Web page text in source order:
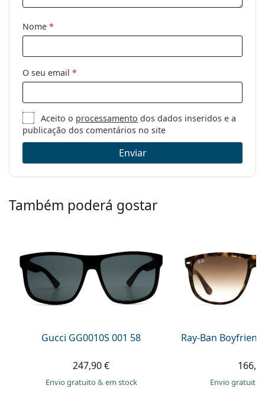
Nome *
O seu email *
Aceito o processamento dos dados inseridos e a
publicação dos comentários no site
Enviar
Também poderá gostar
Gucci GG0010S 001 58
247,90 €
Envio gratuito& em stock
Ray-Ban
Envio gratuito